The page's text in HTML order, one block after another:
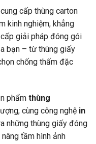
cấp thùng carton
kinh nghiệm, khẳng
giải pháp đóng gói
bạn – từ thùng giấy
chống thấm đặc
phẩm thùng
cùng công nghệ in
những thùng giấy đóng
tầm hình ảnh